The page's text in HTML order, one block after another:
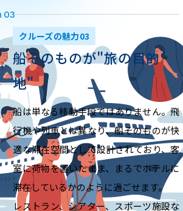
03
クルーズの魅力03
船そのものが"旅の目的
地"
船は単なる移動手段ではありません。飛
行機や列車とは異なり、船そのものが快
適な滞在空間として設計されており、客
室に荷物を置いたまま、まるでホテルに
滞在しているかのように過ごせます。
レストラン、シアター、スポーツ施設な